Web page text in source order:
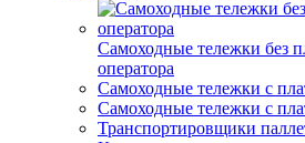
Самоходные тележки без
оператора
Самоходные тележки с
Самоходные тележки с
Транспортировщики